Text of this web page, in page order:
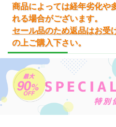
商品によっては経年劣化や
れる場合がございます。
セール品のため返品はお受
の上ご購入下さい。